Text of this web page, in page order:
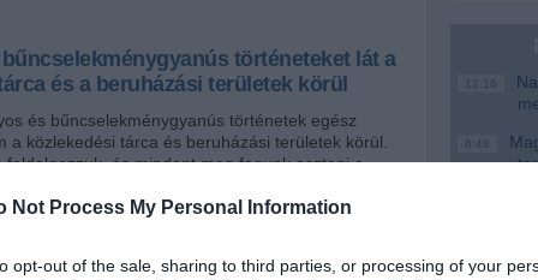
Not Process My Personal Information
opt-out of the sale, sharing to third parties, or processing of your
történeteket lát a
és a beruházási területek körül
és bűncselekménygyanús történetek egész
a közlekedési tárca és beruházási területek körül.
feldolgozzuk, és mindent meg fogunk osztani a
12:16
6:48